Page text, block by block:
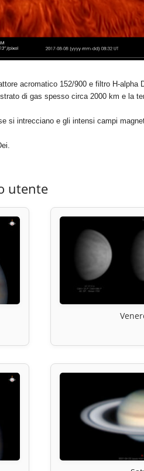
acromatico 152/900 e filtro H-alpha
di gas spesso circa 2000 km e la
si intrecciano e gli intensi campi
utente